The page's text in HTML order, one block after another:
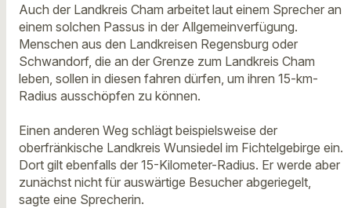
Auch der Landkreis Cham arbeitet laut einem Sprecher an
einem solchen Passus in der Allgemeinverfügung.
Menschen aus den Landkreisen Regensburg oder
Schwandorf, die an der Grenze zum Landkreis Cham
leben, sollen in diesen fahren dürfen, um ihren 15-km-
Radius ausschöpfen zu können.
Einen anderen Weg schlägt beispielsweise der
oberfränkische Landkreis Wunsiedel im Fichtelgebirge ein.
Dort gilt ebenfalls der 15-Kilometer-Radius. Er werde aber
zunächst nicht für auswärtige Besucher abgeriegelt,
sagte eine Sprecherin.